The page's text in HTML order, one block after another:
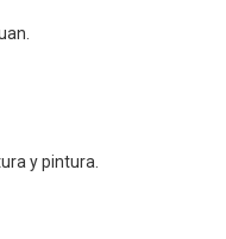
y pintura.